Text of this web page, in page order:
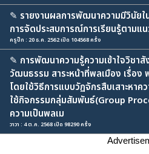
✎ รายงานผลการพัฒนาความมีวินัย
การจัดประสบการณ์การเรียนรู้ตามแ
ครูปิ๊ก : 20 ธ.ค. 2562 เปิด 104568 ครั้ง
✎ การพัฒนาความรู้ความเข้าใจวิชา
วัฒนธรรม สาระหน้าที่พลเมือง เรื่อง
โดยใช้วิธีการแบบวัฏจักรสืบเสาะหา
ใช้กิจกรรมกลุ่มสัมพันธ์(Group
ความเป็นพลเม
วาวา : 4 ต.ค. 2568 เปิด 98290 ครั้ง